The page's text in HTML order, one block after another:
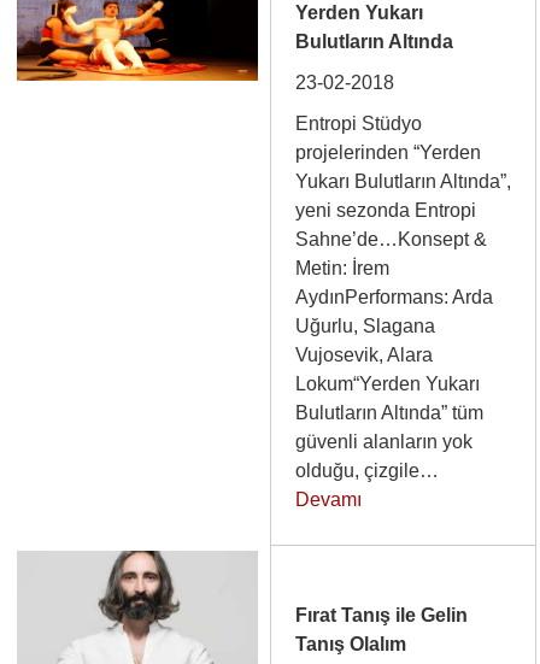
Yerden Yukarı
Bulutların Altında
23-02-2018
Entropi Stüdyo
projelerinden “Yerden
Yukarı Bulutların Altında”,
yeni sezonda Entropi
Sahne’de…Konsept &
Metin: İrem
AydınPerformans: Arda
Uğurlu, Slagana
Vujosevik, Alara
Lokum“Yerden Yukarı
Bulutların Altında” tüm
güvenli alanların yok
olduğu, çizgile…
Devamı
Fırat Tanış ile Gelin
Tanış Olalım